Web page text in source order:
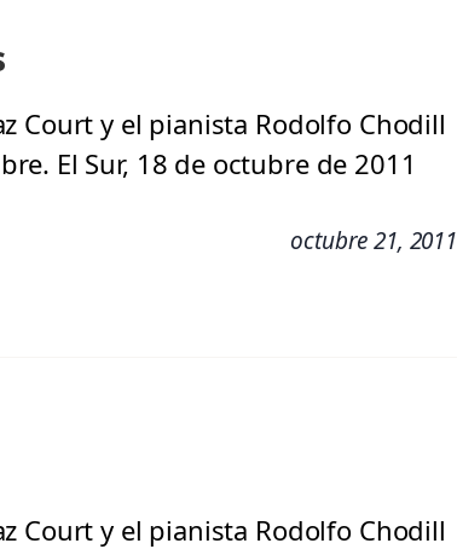
Court y el pianista Rodolfo Chodill
El Sur, 18 de octubre de 2011
octubre 21, 2011
Court y el pianista Rodolfo Chodill